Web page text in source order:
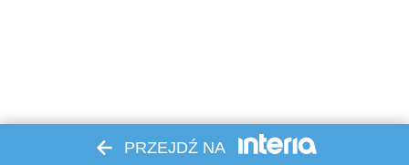
PRZEJDŹ NA